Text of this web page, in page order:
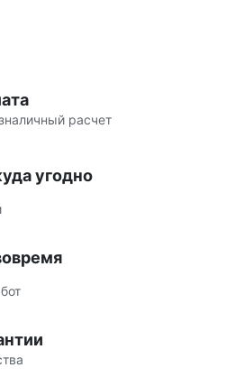
расчет
угодно